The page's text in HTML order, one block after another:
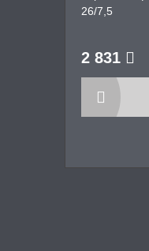
26/7,5
2 831